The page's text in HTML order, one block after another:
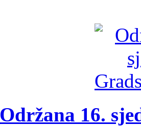
Održana 16.